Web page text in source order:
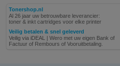
Tonershop.nl
Al 26 jaar uw betrouwbare leverancier:
toner & inkt cartridges voor elke printer
Veilig betalen & snel geleverd
Veilig via iDEAL | Wero met uw eigen Bank of
Factuur of Rembours of Vooruitbetaling.